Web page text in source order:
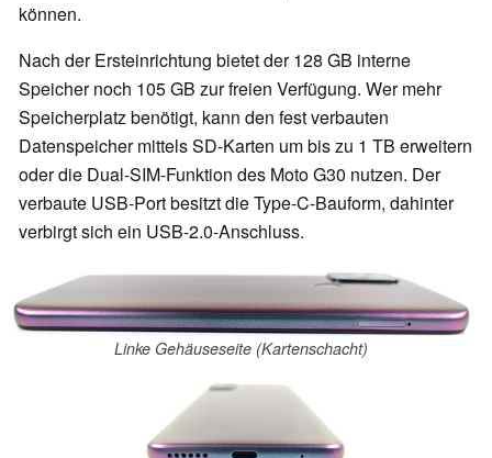
können.
Nach der Ersteinrichtung bietet der 128 GB interne
Speicher noch 105 GB zur freien Verfügung. Wer mehr
Speicherplatz benötigt, kann den fest verbauten
Datenspeicher mittels SD-Karten um bis zu 1 TB erweitern
oder die Dual-SIM-Funktion des Moto G30 nutzen. Der
verbaute USB-Port besitzt die Type-C-Bauform, dahinter
verbirgt sich ein USB-2.0-Anschluss.
Linke Gehäuseseite (Kartenschacht)